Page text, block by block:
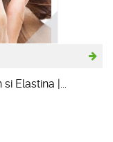
Elastina |...